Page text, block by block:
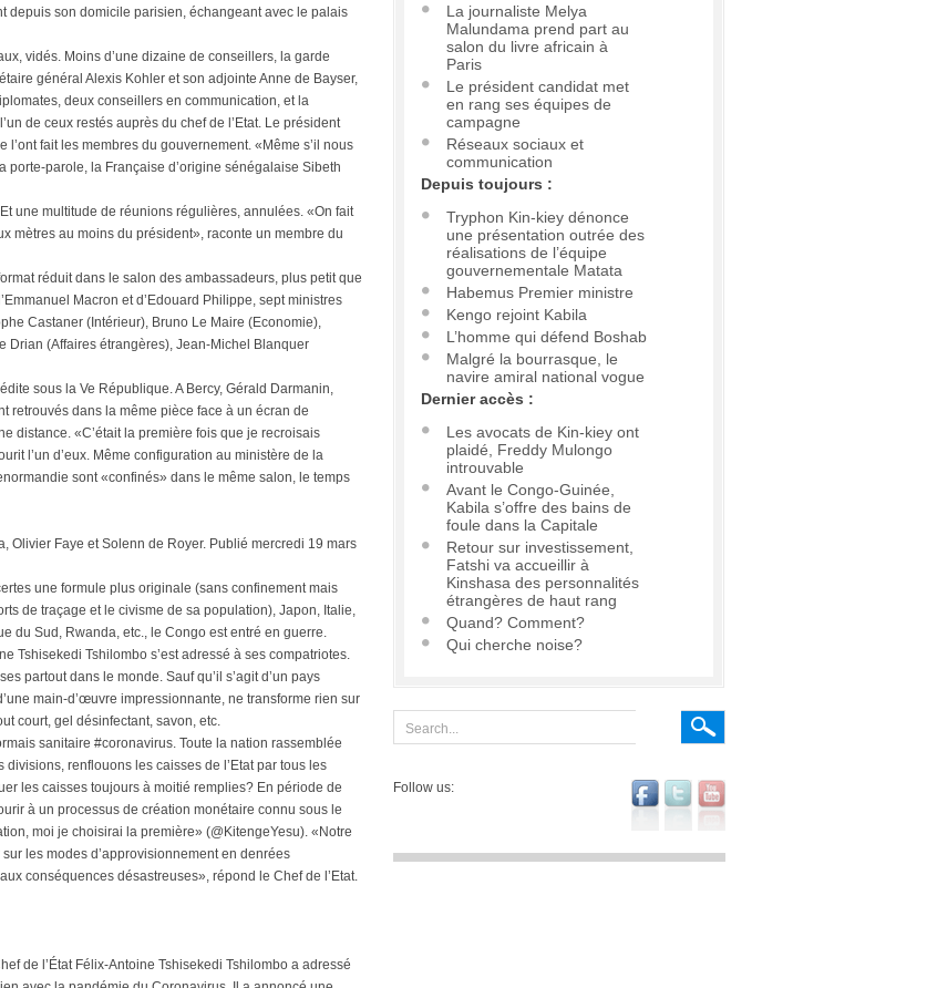
depuis son domicile parisien, échangeant avec le palais
vidés. Moins d’une dizaine de conseillers, la garde
général Alexis Kohler et son adjointe Anne de Bayser,
deux conseillers en communication, et la
de ceux restés auprès du chef de l’Etat. Le président
fait les membres du gouvernement. «Même s’il nous
parole, la Française d’origine sénégalaise Sibeth
une multitude de réunions régulières, annulées. «On fait
mètres au moins du président», raconte un membre du
réduit dans le salon des ambassadeurs, plus petit que
Macron et d’Edouard Philippe, sept ministres
Castaner (Intérieur), Bruno Le Maire (Economie),
Drian (Affaires étrangères), Jean-Michel Blanquer
sous la Ve République. A Bercy, Gérald Darmanin,
retrouvés dans la même pièce face à un écran de
distance. «C’était la première fois que je recroisais
l’un d’eux. Même configuration au ministère de la
sont «confinés» dans le même salon, le temps
Olivier Faye et Solenn de Royer. Publié mercredi 19 mars
une formule plus originale (sans confinement mais
de traçage et le civisme de sa population), Japon, Italie,
du Sud, Rwanda, etc., le Congo est entré en guerre.
Tshisekedi Tshilombo s’est adressé à ses compatriotes.
partout dans le monde. Sauf qu’il s’agit d’un pays
main-d’œuvre impressionnante, ne transforme rien sur
court, gel désinfectant, savon, etc.
sanitaire #coronavirus. Toute la nation rassemblée
renflouons les caisses de l’Etat par tous les
les caisses toujours à moitié remplies? En période de
à un processus de création monétaire connu sous le
moi je choisirai la première» (@KitengeYesu). «Notre
les modes d’approvisionnement en denrées
conséquences désastreuses», répond le Chef de l’Etat.
de l’État Félix-Antoine Tshisekedi Tshilombo a adressé
La journaliste Melya
Malundama prend part au
salon du livre africain à
Paris
Le président candidat met
en rang ses équipes de
campagne
Réseaux sociaux et
communication
Depuis toujours :
Tryphon Kin-kiey dénonce
une présentation outrée des
réalisations de l’équipe
gouvernementale Matata
Habemus Premier ministre
Kengo rejoint Kabila
L’homme qui défend Boshab
Malgré la bourrasque, le
navire amiral national vogue
Dernier accès :
Les avocats de Kin-kiey ont
plaidé, Freddy Mulongo
introuvable
Avant le Congo-Guinée,
Kabila s’offre des bains de
foule dans la Capitale
Retour sur investissement,
Fatshi va accueillir à
Kinshasa des personnalités
étrangères de haut rang
Quand? Comment?
Qui cherche noise?
Follow us: